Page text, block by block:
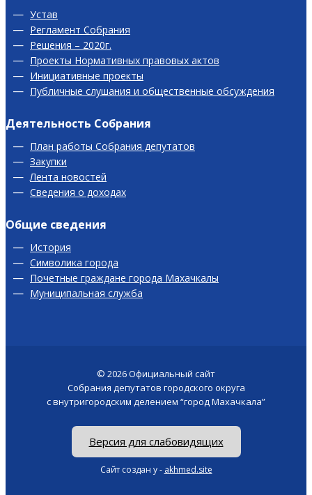
Устав
Регламент Собрания
Решения – 2020г.
Проекты Нормативных правовых актов
Инициативные проекты
Публичные слушания и общественные обсуждения
Деятельность Собрания
План работы Собрания депутатов
Закупки
Лента новостей
Сведения о доходах
Общие сведения
История
Символика города
Почетные граждане города Махачкалы
Муниципальная служба
© 2026Официальный сайт
Собрания депутатов городского округа
с внутригородским делением “город Махачкала”
Версия для слабовидящих
Сайт создан у - akhmed.site